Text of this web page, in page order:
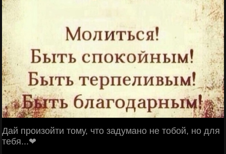
Дай произойти тому, что задумано не тобой, но для
тебя...❤